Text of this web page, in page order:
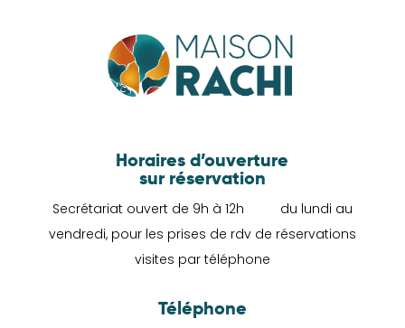
Horaires d’ouverture
sur réservation
Secrétariat ouvert de 9h à 12h du lundi au
vendredi, pour les prises de rdv de réservations
visites par téléphone
Téléphone